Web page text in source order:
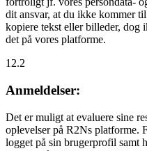
dit ansvar, at du ikke kommer
kopiere tekst eller billeder, dog
det på vores platforme.
12.2
Anmeldelser:
Det er muligt at evaluere sine
oplevelser på R2Ns platforme.
logget på sin brugerprofil samt